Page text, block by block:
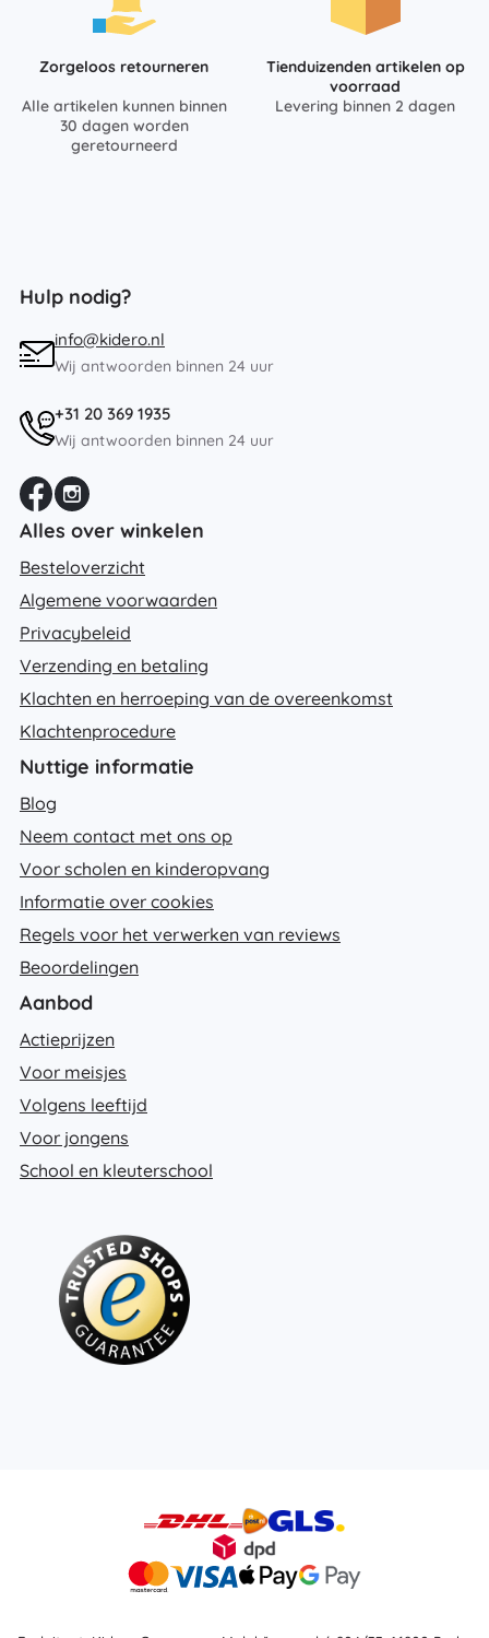
Zorgeloos retourneren
Alle artikelen kunnen binnen
30 dagen worden
geretourneerd
Tienduizenden artikelen op
voorraad
Levering binnen 2 dagen
Hulp nodig?
info@kidero.nl
Wij antwoorden binnen 24 uur
+31 20 369 1935
Wij antwoorden binnen 24 uur
Alles over winkelen
Besteloverzicht
Algemene voorwaarden
Privacybeleid
Verzending en betaling
Klachten en herroeping van de overeenkomst
Klachtenprocedure
Nuttige informatie
Blog
Neem contact met ons op
Voor scholen en kinderopvang
Informatie over cookies
Regels voor het verwerken van reviews
Beoordelingen
Aanbod
Actieprijzen
Voor meisjes
Volgens leeftijd
Voor jongens
School en kleuterschool